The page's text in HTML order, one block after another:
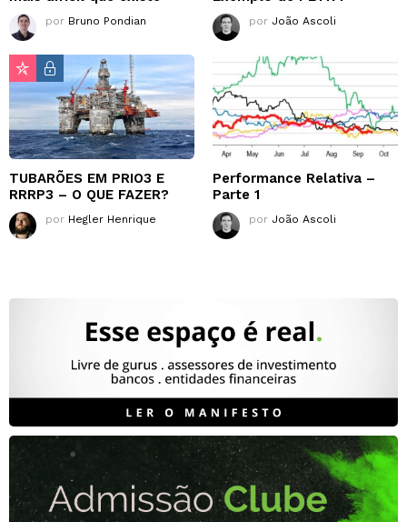
por Bruno Pondian por João Ascoli
TUBARÕES EM PRIO3 E
RRRP3 – O QUE FAZER?
por Hegler Henrique
Performance Relativa –
Parte 1
por João Ascoli